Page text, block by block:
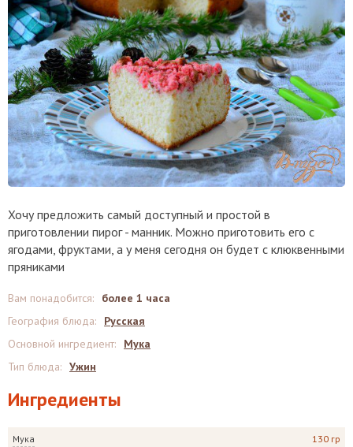
Хочу предложить самый доступный и простой в
приготовлении пирог - манник. Можно приготовить его с
ягодами, фруктами, а у меня сегодня он будет с клюквенными
пряниками
Ингредиенты
Мука 130 гр
Вам понадобится:
более 1 часа
География блюда:
Русская
Основной ингредиент:
Мука
Тип блюда: Ужин